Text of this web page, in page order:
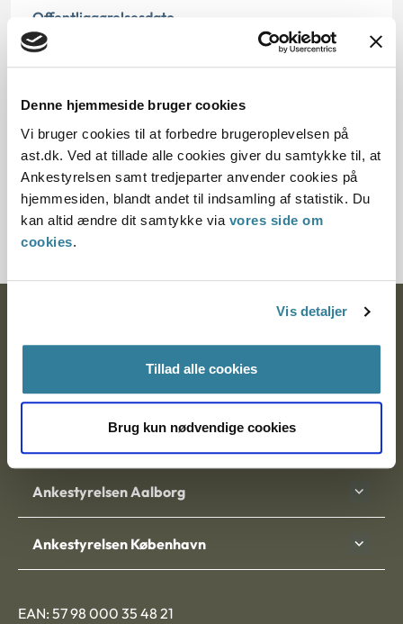
Denne hjemmeside bruger cookies
Vi bruger cookies til at forbedre brugeroplevelsen på
ast.dk. Ved at tillade alle cookies giver du samtykke til, at
Ankestyrelsen samt tredjeparter anvender cookies på
hjemmesiden, blandt andet til indsamling af statistik. Du
kan altid ændre dit samtykke via vores side om
cookies.
Vis detaljer
Tillad alle cookies
Brug kun nødvendige cookies
Offentliggørelsesdato
10.07.2013
Paragraf
§ 60 § 53 § 9 § 44
Journalnummer
2000211-08
Nytorv 7, 2. sal
9000 Aalborg
Ankestyrelsen Aalborg
Ankestyrelsen København
EAN: 57 98 000 35 48 21